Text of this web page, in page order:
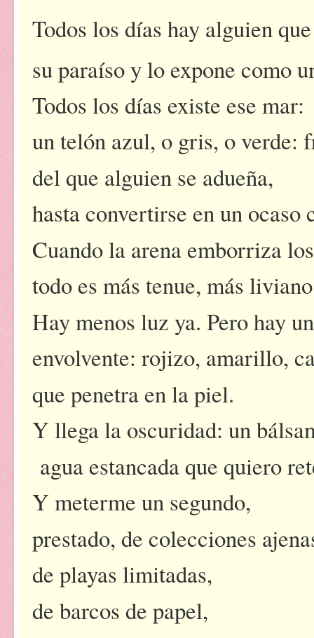
Todos los días hay alguien
su paraíso y lo expone como
Todos los días existe ese mar:
un telón azul, o gris, o verde:
del que alguien se adueña,
hasta convertirse en un ocaso
Cuando la arena emborriza
todo es más tenue, más
Hay menos luz ya. Pero hay
envolvente: rojizo, amarillo,
que penetra en la piel.
Y llega la oscuridad: un
agua estancada que quiero
Y meterme un segundo,
prestado, de colecciones
de playas limitadas,
de barcos de papel,